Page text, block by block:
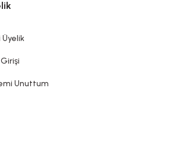
iyi bir durumda tutmak olan bütün
gibi bilgi ve belgelere
Üyelik
Unuttum